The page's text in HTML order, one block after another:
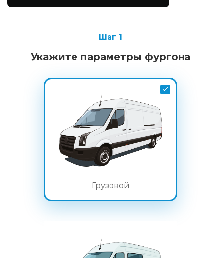
Шаг 1
Укажите параметры фургона
Грузовой